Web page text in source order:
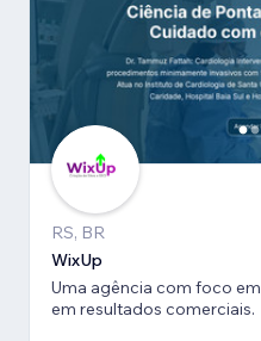
RS, BR
WixUp
Uma agência com foco em SEO/GEO com experiência
em resultados comerciais.